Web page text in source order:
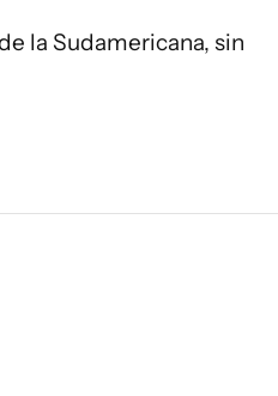
la Sudamericana, sin